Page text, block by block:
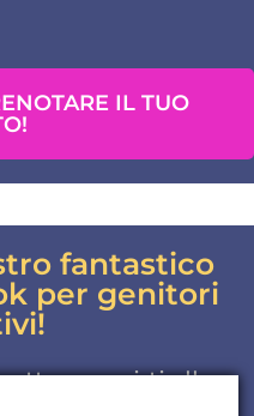
IL TUO
fantastico
per genitori
per unirti alla